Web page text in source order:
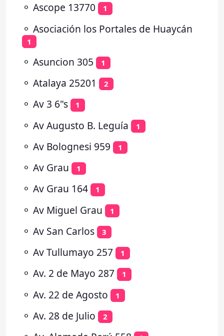
⚬ Ascope 13770 1
⚬ Asociación los Portales de Huaycán
1
⚬ Asuncion 305 1
⚬ Atalaya 25201 2
⚬ Av 3 6"s 1
⚬ Av Augusto B. Leguía 1
⚬ Av Bolognesi 959 1
⚬ Av Grau 1
⚬ Av Grau 164 1
⚬ Av Miguel Grau 1
⚬ Av San Carlos 3
⚬ Av Tullumayo 257 1
⚬ Av. 2 de Mayo 287 1
⚬ Av. 22 de Agosto 1
⚬ Av. 28 de Julio 2